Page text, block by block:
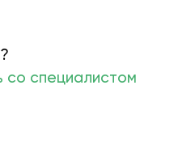
специалистом